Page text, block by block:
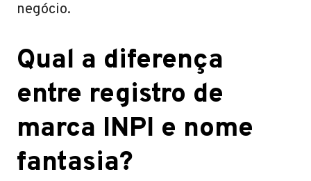
negócio.
Qual a diferença
entre registro de
marca INPI e nome
fantasia?